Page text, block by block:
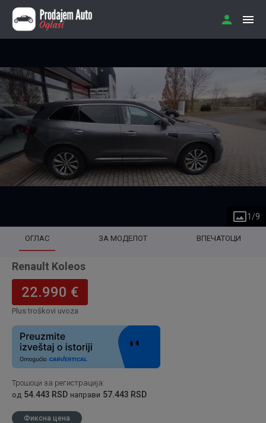
1 /9
ОГЛАС ЗА МОДЕЛОТ ВПЕЧАТОЦИ
Renault Koleos
22.990 €
Plus troškovi uvoza
Трошоци за регистрација:
од 54.443 RSD направи 57.443 RSD
Фиксна цена